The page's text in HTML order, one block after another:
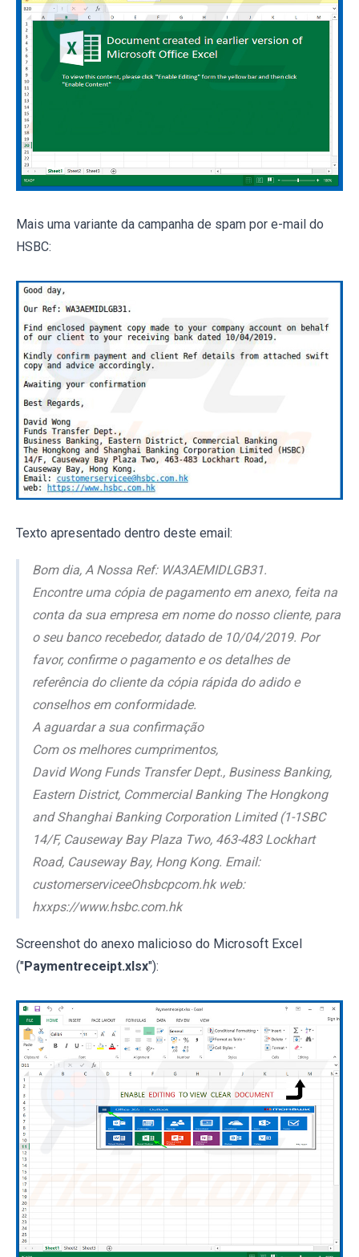
Mais uma variante da campanha de spam por e-mail do
HSBC:
Texto apresentado dentro deste email:
Bom dia, A Nossa Ref: WA3AEMIDLGB31.
Encontre uma cópia de pagamento em anexo, feita na
conta da sua empresa em nome do nosso cliente, para
o seu banco recebedor, datado de 10/04/2019. Por
favor, confirme o pagamento e os detalhes de
referência do cliente da cópia rápida do adido e
conselhos em conformidade.
A aguardar a sua confirmação
Com os melhores cumprimentos,
David Wong Funds Transfer Dept., Business Banking,
Eastern District, Commercial Banking The Hongkong
and Shanghai Banking Corporation Limited (1-1SBC
14/F, Causeway Bay Plaza Two, 463-483 Lockhart
Road, Causeway Bay, Hong Kong. Email:
customerserviceeOhsbcpcom.hk web:
hxxps://www.hsbc.com.hk
Screenshot do anexo malicioso do Microsoft Excel
("Paymentreceipt.xlsx"):